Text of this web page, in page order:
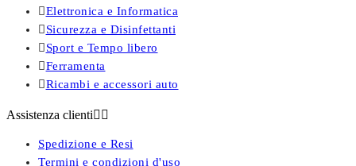
Elettronica e Informatica
 Sicurezza e Disinfettanti
 Sport e Tempo libero
Ferramenta
Ricambi e accessori auto
Assistenza clienti 
Spedizione e Resi
Termini e condizioni d'uso